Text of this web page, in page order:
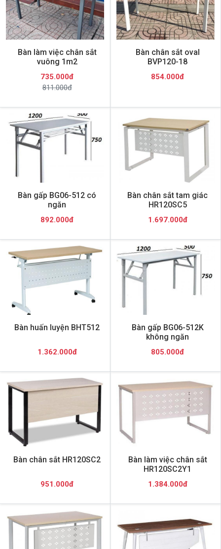
Bàn làm việc chân sắt
vuông 1m2
735.000đ
811.000đ
Bàn chân sắt oval
BVP120-18
854.000đ
Bàn gấp BG06-512 có
ngăn
892.000đ
Bàn chân sắt tam giác
HR120SC5
1.697.000đ
Bàn huấn luyện BHT512
1.362.000đ
Bàn gấp BG06-512K
không ngăn
805.000đ
Bàn chân sắt HR120SC2
951.000đ
Bàn làm việc chân sắt
HR120SC2Y1
1.384.000đ